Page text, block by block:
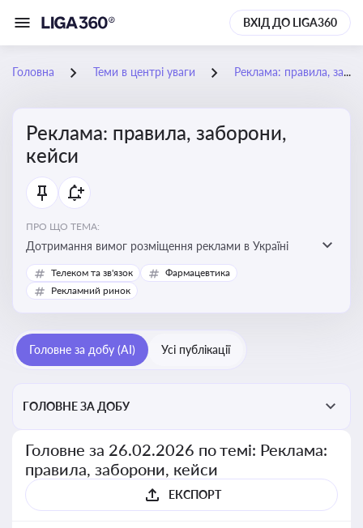
ВХІД ДО LIGA360
Головна Теми в центрі уваги Реклама: правила, заборони, кейси
Реклама: правила, заборони,
кейси
ПРО ЩО ТЕМА:
Дотримання вимог розміщення реклами в Україні
Телеком та зв'язок
Фармацевтика
Рекламний ринок
Головне за добу (AI) Усі публікації
ГОЛОВНЕ ЗА ДОБУ
Головне за 26.02.2026 по темі: Реклама:
правила, заборони, кейси
ЕКСПОРТ